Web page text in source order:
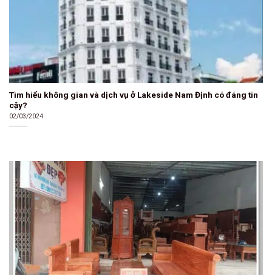
Tìm hiểu không gian và dịch vụ ở Lakeside Nam Định có đáng tin
cậy?
02/03/2024